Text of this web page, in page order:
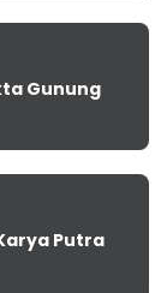
Gunung
Putra